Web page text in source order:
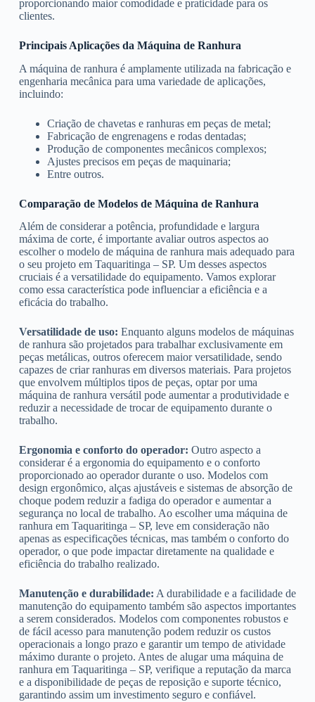
proporcionando maior comodidade e praticidade para os
clientes.
Principais Aplicações da Máquina de Ranhura
A máquina de ranhura é amplamente utilizada na fabricação e
engenharia mecânica para uma variedade de aplicações,
incluindo:
Criação de chavetas e ranhuras em peças de metal;
Fabricação de engrenagens e rodas dentadas;
Produção de componentes mecânicos complexos;
Ajustes precisos em peças de maquinaria;
Entre outros.
Comparação de Modelos de Máquina de Ranhura
Além de considerar a potência, profundidade e largura
máxima de corte, é importante avaliar outros aspectos ao
escolher o modelo de máquina de ranhura mais adequado para
o seu projeto em Taquaritinga – SP. Um desses aspectos
cruciais é a versatilidade do equipamento. Vamos explorar
como essa característica pode influenciar a eficiência e a
eficácia do trabalho.
Versatilidade de uso: Enquanto alguns modelos de máquinas
de ranhura são projetados para trabalhar exclusivamente em
peças metálicas, outros oferecem maior versatilidade, sendo
capazes de criar ranhuras em diversos materiais. Para projetos
que envolvem múltiplos tipos de peças, optar por uma
máquina de ranhura versátil pode aumentar a produtividade e
reduzir a necessidade de trocar de equipamento durante o
trabalho.
Ergonomia e conforto do operador: Outro aspecto a
considerar é a ergonomia do equipamento e o conforto
proporcionado ao operador durante o uso. Modelos com
design ergonômico, alças ajustáveis e sistemas de absorção de
choque podem reduzir a fadiga do operador e aumentar a
segurança no local de trabalho. Ao escolher uma máquina de
ranhura em Taquaritinga – SP, leve em consideração não
apenas as especificações técnicas, mas também o conforto do
operador, o que pode impactar diretamente na qualidade e
eficiência do trabalho realizado.
Manutenção e durabilidade: A durabilidade e a facilidade de
manutenção do equipamento também são aspectos importantes
a serem considerados. Modelos com componentes robustos e
de fácil acesso para manutenção podem reduzir os custos
operacionais a longo prazo e garantir um tempo de atividade
máximo durante o projeto. Antes de alugar uma máquina de
ranhura em Taquaritinga – SP, verifique a reputação da marca
e a disponibilidade de peças de reposição e suporte técnico,
garantindo assim um investimento seguro e confiável.